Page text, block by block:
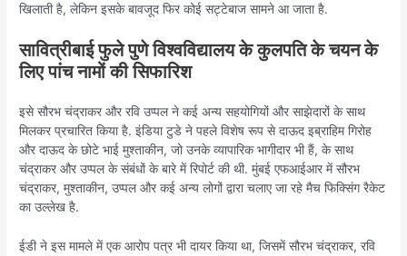
खि‍लाती है, लेकिन इसके बावजूद फिर कोई सट्टेबाज सामने आ जाता है.
सावित्रीबाई फुले पुणे विश्वविद्यालय के कुलपति के चयन के
लिए पांच नामों की सिफारिश
इसे सौरभ चंद्राकर और रवि उप्पल ने कई अन्य सहयोगियों और साझेदारों के साथ
मिलकर प्रचारित किया है. इंडिया टुडे ने पहले विशेष रूप से दाऊद इब्राहिम गिरोह
और दाऊद के छोटे भाई मुश्ताकीन, जो उनके व्यापारिक भागीदार भी हैं, के साथ
चंद्राकर और उप्पल के संबंधों के बारे में रिपोर्ट की थी. मुंबई एफआईआर में सौरभ
चंद्राकर, मुश्ताकीन, उप्पल और कई अन्य लोगों द्वारा चलाए जा रहे मैच फिक्सिंग रैकेट
का उल्लेख है.
ईडी ने इस मामले में एक आरोप पत्र भी दायर किया था, जिसमें सौरभ चंद्राकर, रवि